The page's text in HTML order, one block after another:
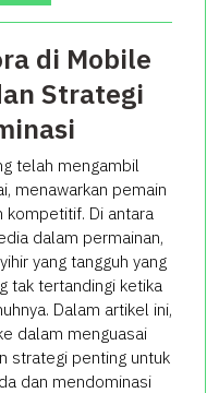
di Mobile
Strategi
telah mengambil
menawarkan pemain
kompetitif. Di antara
dalam permainan,
yang tangguh yang
tak tertandingi ketika
Dalam artikel ini,
dalam menguasai
strategi penting untuk
dan mendominasi